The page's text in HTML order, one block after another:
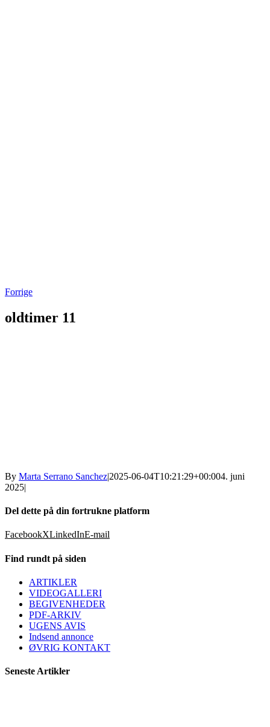
Forrige
oldtimer 11
By Marta Serrano Sanchez|2025-06-04T10:21:29+00:004. juni
2025|
Del dette på din fortrukne platform
FacebookXLinkedInE-mail
Find rundt på siden
ARTIKLER
VIDEOGALLERI
BEGIVENHEDER
PDF-ARKIV
UGENS AVIS
Indsend annonce
ØVRIG KONTAKT
Seneste Artikler